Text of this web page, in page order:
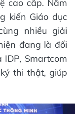
cao cấp. Năm
kiến Giáo dục
nhiều giải
đang là đối
Smartcom
thi thật, giúp